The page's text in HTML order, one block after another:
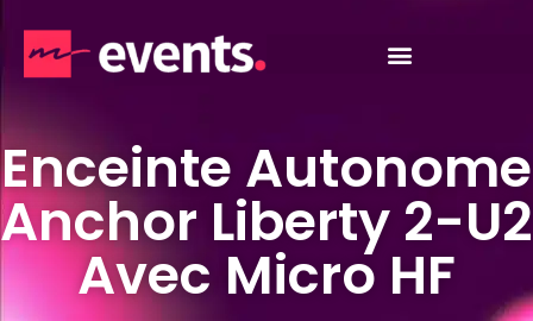
Enceinte Autonome
Anchor Liberty 2-U2
Avec Micro HF